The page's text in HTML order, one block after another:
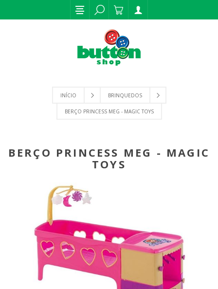
INÍCIO BRINQUEDOS
BERÇO PRINCESS MEG - MAGIC TOYS
BERÇO PRINCESS MEG - MAGIC
TOYS